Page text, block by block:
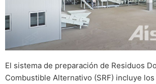
El sistema de preparación de Residuos
Combustible Alternativo (SRF) incluye